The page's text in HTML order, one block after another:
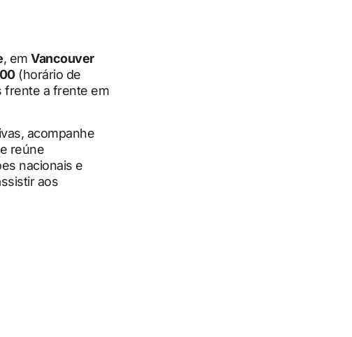
, em Vancouver
(horário de
frente a frente em
acompanhe
reúne
nacionais e
aos